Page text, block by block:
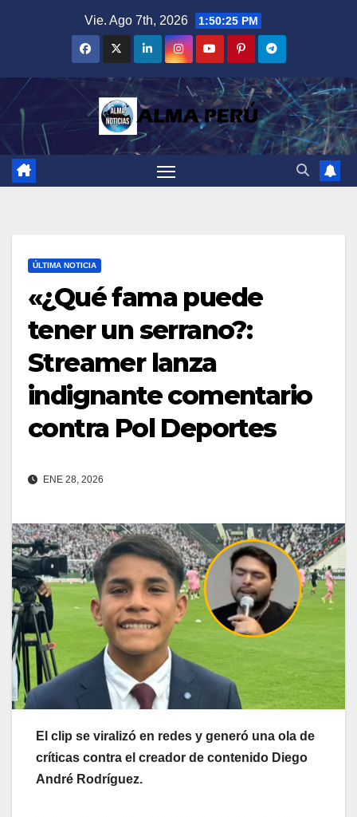
Vie. Ago 7th, 2026 1:50:26 PM
ÚLTIMA NOTICIA
«¿Qué fama puede
tener un serrano?:
Streamer lanza
indignante comentario
contra Pol Deportes
ENE 28, 2026
El clip se viralizó en redes y generó una ola de
críticas contra el creador de contenido Diego
André Rodríguez.